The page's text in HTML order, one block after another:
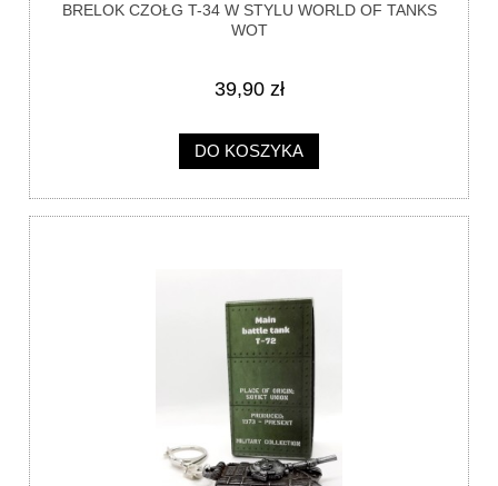
BRELOK CZOŁG T-34 W STYLU WORLD OF TANKS
WOT
39,90 zł
DO KOSZYKA